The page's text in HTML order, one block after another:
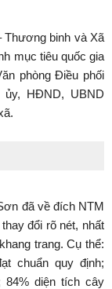
Thương binh và Xã
mục tiêu quốc gia
phòng Điều phối
HĐND, UBND
đã về đích NTM
đổi rõ nét, nhất
trang. Cụ thể:
chuẩn quy định;
84% diện tích cây